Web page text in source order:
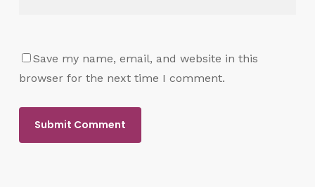
Save my name, email, and website in this
browser for the next time I comment.